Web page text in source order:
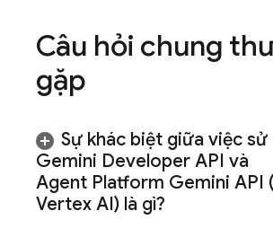
Câu hỏi chung
gặp
Sự khác biệt giữa việc sử
Gemini Developer API và
Agent Platform Gemini
Vertex AI) là gì?